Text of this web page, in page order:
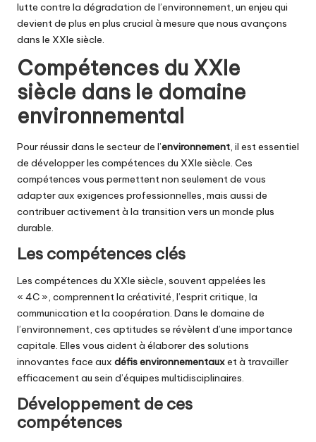
lutte contre la dégradation de l’environnement, un enjeu qui
devient de plus en plus crucial à mesure que nous avançons
dans le XXIe siècle.
Compétences du XXIe
siècle dans le domaine
environnemental
Pour réussir dans le secteur de l’environnement, il est essentiel
de développer les compétences du XXIe siècle. Ces
compétences vous permettent non seulement de vous
adapter aux exigences professionnelles, mais aussi de
contribuer activement à la transition vers un monde plus
durable.
Les compétences clés
Les compétences du XXIe siècle, souvent appelées les
« 4C », comprennent la créativité, l’esprit critique, la
communication et la coopération. Dans le domaine de
l’environnement, ces aptitudes se révèlent d’une importance
capitale. Elles vous aident à élaborer des solutions
innovantes face aux défis environnementauxet à travailler
efficacement au sein d’équipes multidisciplinaires.
Développement de ces
compétences